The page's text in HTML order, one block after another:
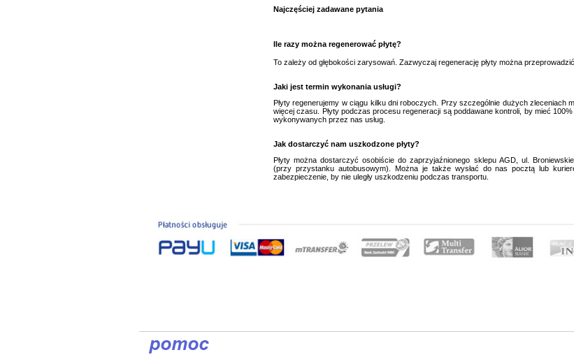
Najczęściej zadawane pytania
Ile razy można regenerować płytę?
To zależy od głębokości zarysowań. Zazwyczaj regenerację płyty można
Jaki jest termin wykonania usługi?
Płyty regenerujemy w ciągu kilku dni roboczych. Przy szczególnie dużych zleceniach
więcej czasu. Płyty podczas procesu regeneracji są poddawane kontroli, by mieć
wykonywanych przez nas usług.
Jak dostarczyć nam uszkodzone płyty?
Płyty można dostarczyć osobiście do zaprzyjaźnionego sklepu AGD, ul.
(przy przystanku autobusowym). Można je także wysłać do nas pocztą lub
zabezpieczenie, by nie uległy uszkodzeniu podczas transportu.